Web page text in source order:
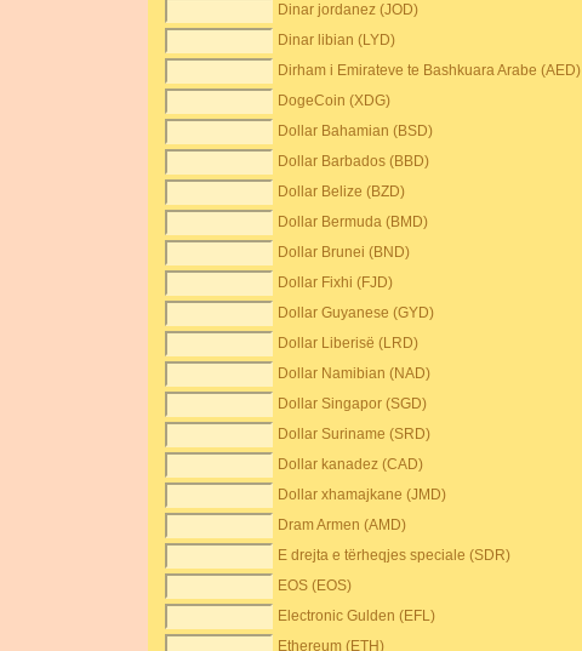
Dinar jordanez (JOD)
Dinar libian (LYD)
Dirham i Emirateve te Bashkuara Arabe (AED)
DogeCoin (XDG)
Dollar Bahamian (BSD)
Dollar Barbados (BBD)
Dollar Belize (BZD)
Dollar Bermuda (BMD)
Dollar Brunei (BND)
Dollar Fixhi (FJD)
Dollar Guyanese (GYD)
Dollar Liberisë (LRD)
Dollar Namibian (NAD)
Dollar Singapor (SGD)
Dollar Suriname (SRD)
Dollar kanadez (CAD)
Dollar xhamajkane (JMD)
Dram Armen (AMD)
E drejta e tërheqjes speciale (SDR)
EOS (EOS)
Electronic Gulden (EFL)
Ethereum (ETH)